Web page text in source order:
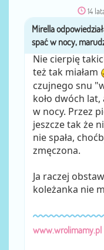
14
Nie cierpię
też tak miałam
czujnego snu
koło dwóch lat,
w nocy. Przez
jeszcze tak że
nie spała,
zmęczona.
Ja raczej
koleżanka nie
www.wrolimamy.pl